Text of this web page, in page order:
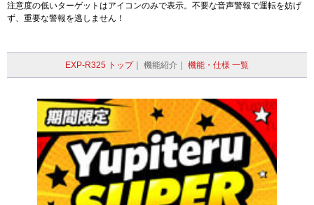
注意度の低いターゲットはアイコンのみで表示。不要な音声警報で運転を妨げ
ず、重要な警報を逃しません！
EXP-R325 トップ｜ 機能紹介｜ 機能・仕様 一覧